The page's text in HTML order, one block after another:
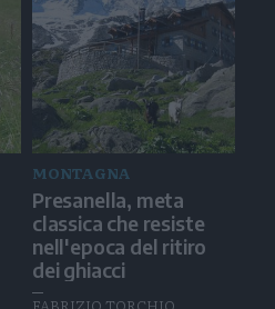
MONTAGNA
Presanella, meta
classica che resiste
nell'epoca del ritiro
dei ghiacci